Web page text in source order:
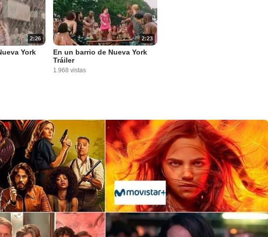
2:26
York
2:23
En un barrio de Nueva York
Tráiler
1.968 vistas